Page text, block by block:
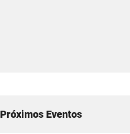
Próximos Eventos